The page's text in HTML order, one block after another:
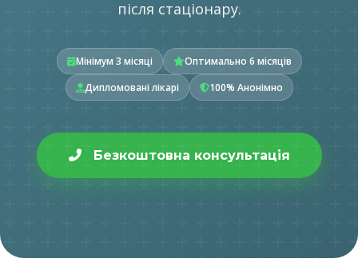
після стаціонару.
Мінімум 3 місяці
Оптимально 6 місяців
Дипломовані лікарі
100% Анонімно
Безкоштовна консультація